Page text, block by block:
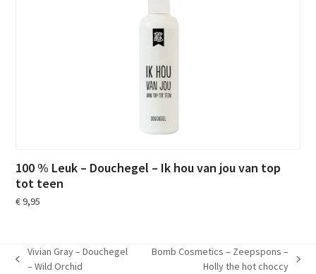
100 % Leuk – Douchegel – Ik hou van jou van top
tot teen
€9,95
previous
Vivian Gray – Douchegel
– Wild Orchid
Bomb Cosmetics – Zeepspons –
Holly the hot choccy